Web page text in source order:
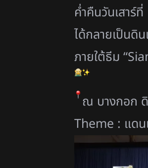
ค่ำคืนวันเสาร์
ได้กลายเป็นดิ
ภายใต้ธีม
ณ บางกอก ดิ
Theme : แด